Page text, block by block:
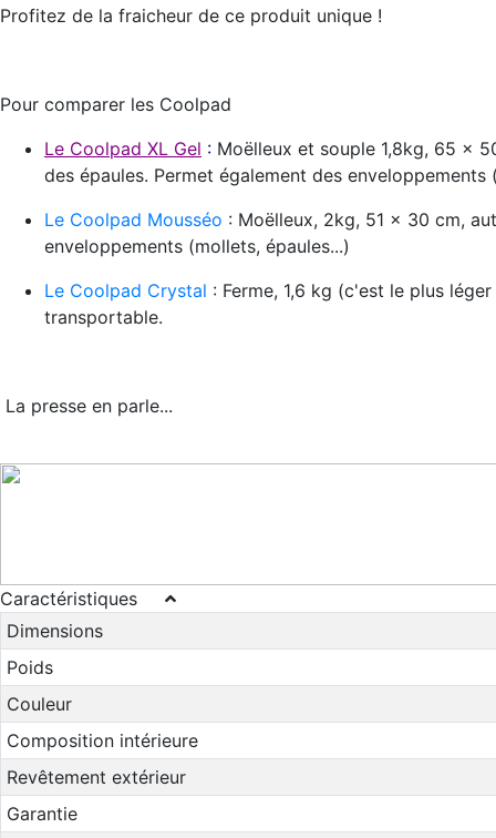
Profitez de la fraicheur de ce produit unique !
Pour comparer les Coolpad
Le Coolpad XL Gel : Moëlleux et souple 1,8kg, 65 x
des épaules. Permet également des enveloppements
Le Coolpad Mousséo : Moëlleux, 2kg, 51 x 30 cm,
enveloppements (mollets, épaules...)
Le Coolpad Crystal : Ferme, 1,6 kg (c'est le plus
transportable.
La presse en parle...
Caractéristiques
Dimensions
Poids
Couleur
Composition intérieure
Revêtement extérieur
Garantie